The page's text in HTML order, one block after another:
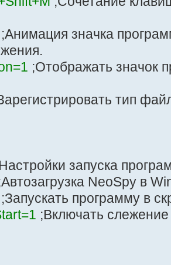
;Анимация значка
;Отображать значок
тип
запуска
NeoSpy в
;Запускать программу в
;Включать